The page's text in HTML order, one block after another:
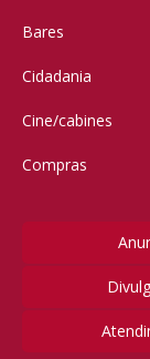
Bares
Cidadania
Cine/cabines
Compras